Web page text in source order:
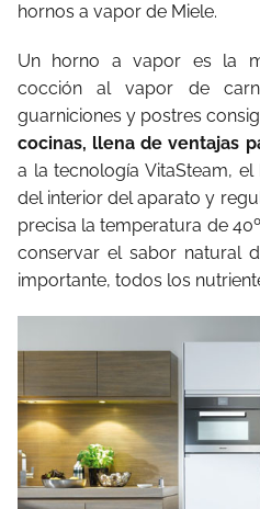
hornos a vapor de Miele.
Un horno a vapor es la
cocción al vapor de
guarniciones y postres
cocinas, llena de ventajas
a la tecnología VitaSteam,
del interior del aparato y
precisa la temperatura de
conservar el sabor natural
importante, todos los